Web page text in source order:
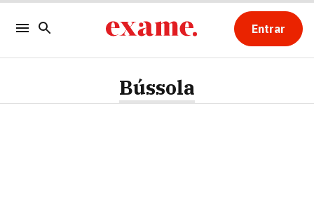
Entrar
Bússola